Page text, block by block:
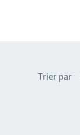
Trier par